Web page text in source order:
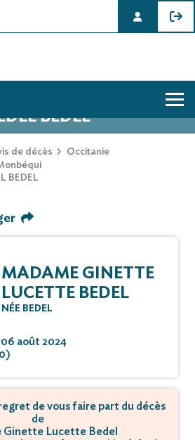
DE GINETTE LUCETTE
BEDEL
de décès
Occitanie
BEDEL
MADAME GINETTE
LUCETTE BEDEL
NÉE BEDEL
06 août 2024
de vous faire part du décès
de
Ginette Lucette Bedel